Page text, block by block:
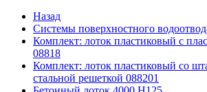
Назад
Системы поверхностного
Комплект: лоток пластиковый с
08818
Комплект: лоток пластиковый со
стальной решеткой 088201